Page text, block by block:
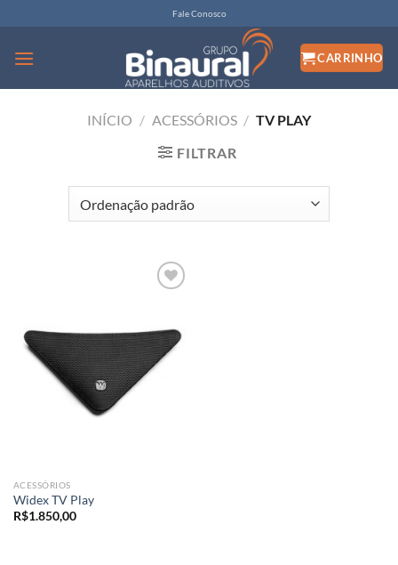
to
content
Fale Conosco
INÍCIO / ACESSÓRIOS / TV PLAY
FILTRAR
ACESSÓRIOS
Widex TV Play
R$1.850,00